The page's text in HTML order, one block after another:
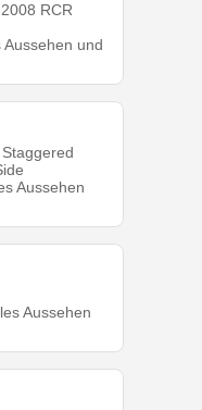
RCR
und
Aussehen
Aussehen